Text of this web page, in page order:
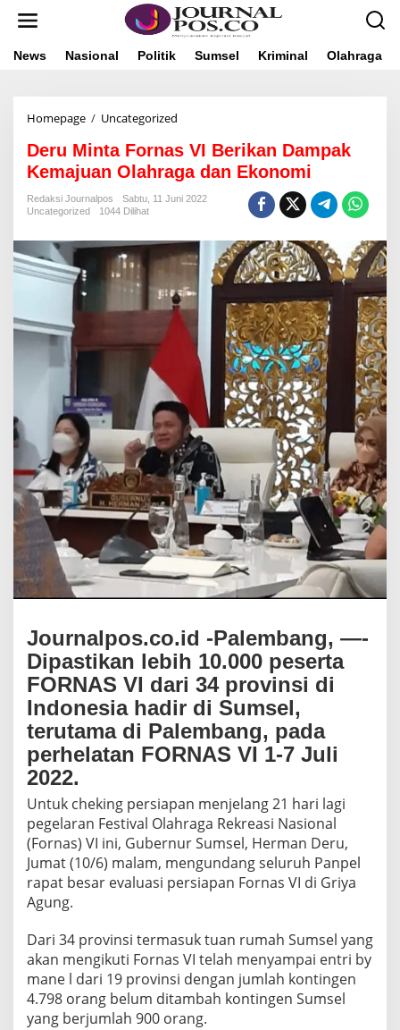
News Nasional Politik Sumsel Kriminal Olahraga
Homepage / Uncategorized
r
u
M
i
a
F
o
r
n
e
r
i
k
a
n
D
a
m
p
a
k
K
m
a
j
u
a
n
O
l
a
a
g
a
d
n
o
n
o
m
i
Deru Minta Fornas VI Berikan Dampak
Kemajuan Olahraga dan Ekonomi
Redaksi Journalpos
Sabtu, 11 Juni 2022
Uncategorized
1044 Dilihat
Journalpos.co.id -Palembang, —-
Dipastikan lebih 10.000 peserta
FORNAS VI dari 34 provinsi di
Indonesia hadir di Sumsel,
terutama di Palembang, pada
perhelatan FORNAS VI 1-7 Juli
2022.
Untuk cheking persiapan menjelang 21 hari lagi
pegelaran Festival Olahraga Rekreasi Nasional
(Fornas) VI ini, Gubernur Sumsel, Herman Deru,
Jumat (10/6) malam, mengundang seluruh Panpel
rapat besar evaluasi persiapan Fornas VI di Griya
Agung.
Dari 34 provinsi termasuk tuan rumah Sumsel yang
akan mengikuti Fornas VI telah menyampai entri by
mane l dari 19 provinsi dengan jumlah kontingen
4.798 orang belum ditambah kontingen Sumsel
yang berjumlah 900 orang.